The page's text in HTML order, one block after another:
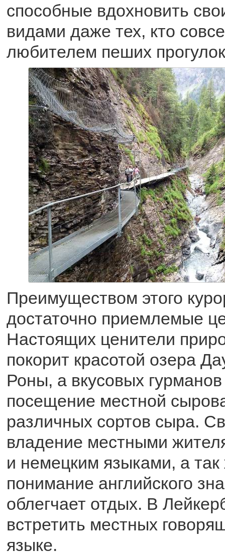
способные вдохновить
видами даже тех, кто
любителем пеших
Преимуществом этого
достаточно приемлемые
Настоящих ценители
покорит красотой озера
Роны, а вкусовых
посещение местной
различных сортов сыра.
владение местными
и немецким языками, а так
понимание английского
облегчает отдых. В
встретить местных
языке.